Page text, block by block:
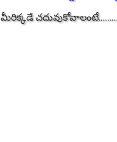
మీరిక్కడే చదువుకోవాలంటే..........